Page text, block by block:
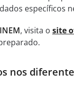
específicos
, visita o site
nos